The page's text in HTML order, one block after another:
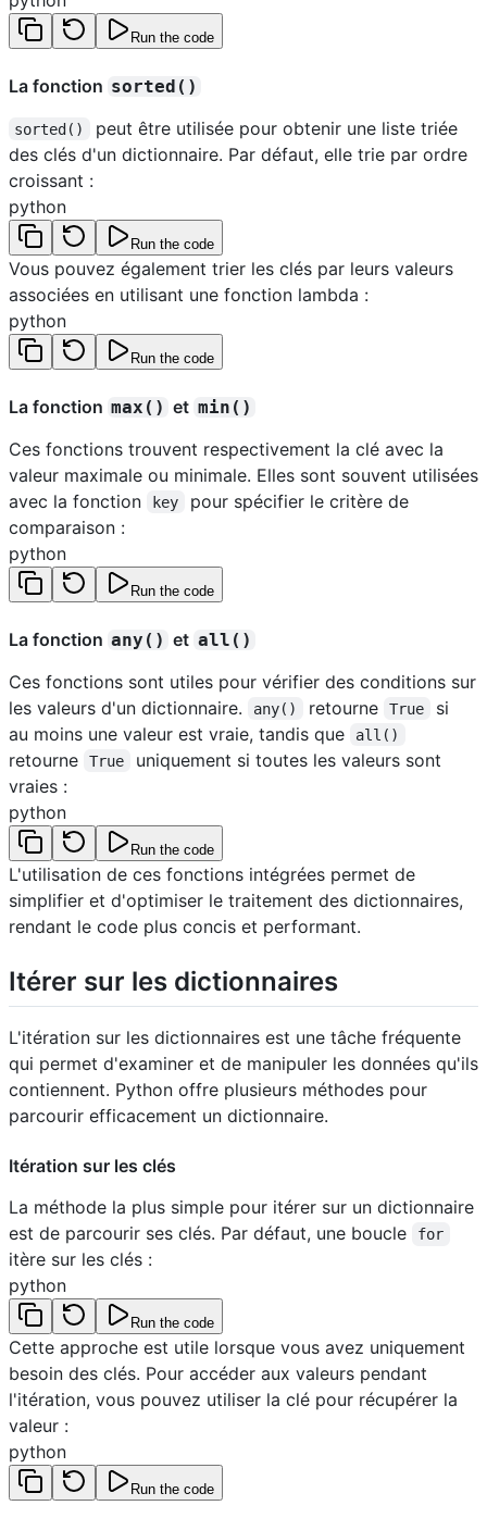
Run the code
La fonction sorted()
sorted()
peut être utilisée pour obtenir une liste triée
des clés d'un dictionnaire. Par défaut, elle trie par ordre
croissant :
python
Run the code
Vous pouvez également trier les clés par leurs valeurs
associées en utilisant une fonction lambda :
python
Run the code
La fonction max() et min()
Ces fonctions trouvent respectivement la clé avec la
valeur maximale ou minimale. Elles sont souvent utilisées
avec la fonction
key
pour spécifier le critère de
comparaison :
python
Run the code
La fonction any() et all()
Ces fonctions sont utiles pour vérifier des conditions sur
les valeurs d'un dictionnaire.
any() retourne True
si
au moins une valeur est vraie, tandis que
all()
retourne True
uniquement si toutes les valeurs sont
vraies :
python
Run the code
L'utilisation de ces fonctions intégrées permet de
simplifier et d'optimiser le traitement des dictionnaires,
rendant le code plus concis et performant.
Itérer sur les dictionnaires
L'itération sur les dictionnaires est une tâche fréquente
qui permet d'examiner et de manipuler les données qu'ils
contiennent. Python offre plusieurs méthodes pour
parcourir efficacement un dictionnaire.
Itération sur les clés
La méthode la plus simple pour itérer sur un dictionnaire
est de parcourir ses clés. Par défaut, une boucle
for
itère sur les clés :
python
Run the code
Cette approche est utile lorsque vous avez uniquement
besoin des clés. Pour accéder aux valeurs pendant
l'itération, vous pouvez utiliser la clé pour récupérer la
valeur :
python
Run the code